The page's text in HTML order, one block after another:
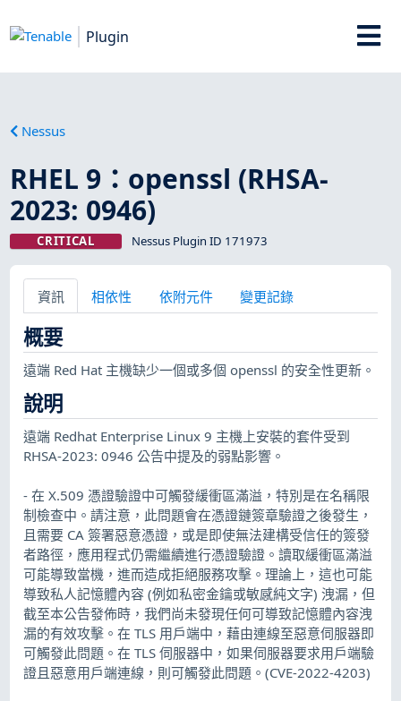
Plugin
Nessus
RHEL 9：openssl (RHSA-
2023: 0946)
CRITICAL Nessus Plugin ID 171973
資訊 相依性 依附元件 變更記錄
概要
遠端 Red Hat 主機缺少一個或多個 openssl 的安全性更新。
說明
遠端 Redhat Enterprise Linux 9 主機上安裝的套件受到
RHSA-2023: 0946 公告中提及的弱點影響。
- 在 X.509 憑證驗證中可觸發緩衝區滿溢，特別是在名稱限
制檢查中。請注意，此問題會在憑證鏈簽章驗證之後發生，
且需要 CA 簽署惡意憑證，或是即使無法建構受信任的簽發
者路徑，應用程式仍需繼續進行憑證驗證。讀取緩衝區滿溢
可能導致當機，進而造成拒絕服務攻擊。理論上，這也可能
導致私人記憶體內容 (例如私密金鑰或敏感純文字) 洩漏，但
截至本公告發佈時，我們尚未發現任何可導致記憶體內容洩
漏的有效攻擊。在 TLS 用戶端中，藉由連線至惡意伺服器即
可觸發此問題。在 TLS 伺服器中，如果伺服器要求用戶端驗
證且惡意用戶端連線，則可觸發此問題。(CVE-2022-4203)